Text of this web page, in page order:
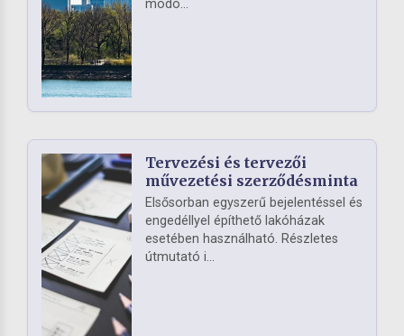
módo...
Tervezési és tervezői
művezetési szerződésminta
Elsősorban egyszerű bejelentéssel és
engedéllyel építhető lakóházak
esetében használható. Részletes
útmutató i...